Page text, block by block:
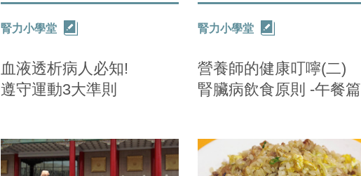
腎力小學堂
血液透析病人必知!
遵守運動3大準則
腎力小學堂
營養師的健康叮嚀(二)
腎臟病飲食原則 -午餐篇